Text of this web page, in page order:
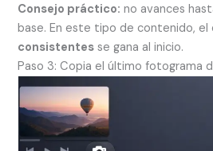
Consejo práctico: no avances
base. En este tipo de contenido, el
consistentes se gana al inicio.
Paso 3: Copia el último fotograma